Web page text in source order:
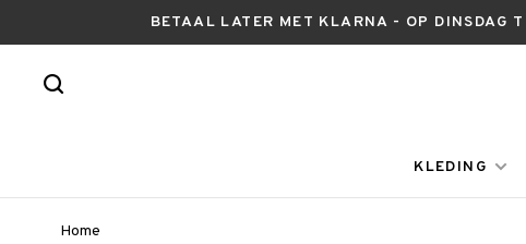
BETAAL LATER MET KLARNA - OP DINSDAG
KLEDING
Home